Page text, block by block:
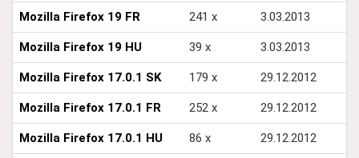
Mozilla Firefox 19 FR 241 x 3.03.2013
Mozilla Firefox 19 HU 39 x 3.03.2013
Mozilla Firefox 17.0.1 SK 179 x 29.12.2012
Mozilla Firefox 17.0.1 FR 252 x 29.12.2012
Mozilla Firefox 17.0.1 HU 86 x 29.12.2012